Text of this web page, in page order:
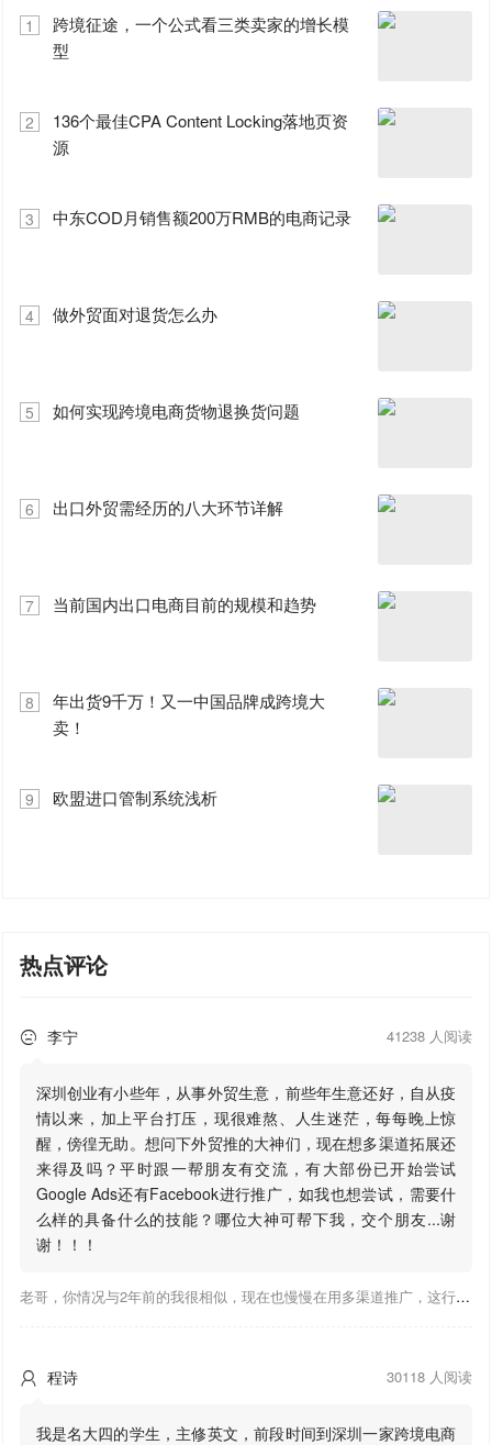
1
跨境征途，一个公式看三类卖家的增长模
型
2
136个最佳CPA Content Locking落地页资
源
3 中东COD月销售额200万RMB的电商记录
4 做外贸面对退货怎么办
5 如何实现跨境电商货物退换货问题
6 出口外贸需经历的八大环节详解
7 当前国内出口电商目前的规模和趋势
8
年出货9千万！又一中国品牌成跨境大
卖！
9 欧盟进口管制系统浅析
热点评论
 李宁 41238 人阅读
深圳创业有小些年，从事外贸生意，前些年生意还好，自从疫
情以来，加上平台打压，现很难熬、人生迷茫，每每晚上惊
醒，傍徨无助。想问下外贸推的大神们，现在想多渠道拓展还
来得及吗？平时跟一帮朋友有交流，有大部份已开始尝试
Google Ads还有Facebook进行推广，如我也想尝试，需要什
么样的具备什么的技能？哪位大神可帮下我，交个朋友...谢
谢！！！
老哥，你情况与2年前的我很相似，现在也慢慢在用多渠道推广，这行有钱景，你有基础上手会比较快，不必担心。至于Google还是Facebook哪好上手，我是Google广告入手，现在迷上外贸推关注大神们的营销推广干货。有空你也可多泡下这站，真能学到不少东西；希望可以帮到你！
 程诗 30118 人阅读
我是名大四的学生，主修英文，前段时间到深圳一家跨境电商